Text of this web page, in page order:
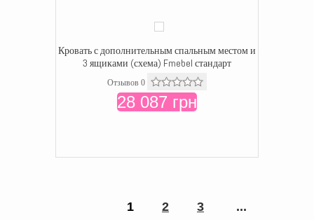
Кровать с дополнительным спальным местом и
3 ящиками (схема) Fmebel стандарт
Отзывов 0
28 087 грн
1 2 3 ...